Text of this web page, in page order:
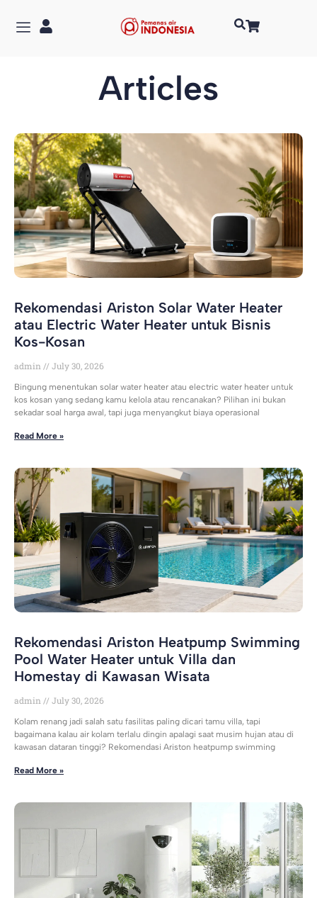
Articles
Rekomendasi Ariston Solar Water Heater
atau Electric Water Heater untuk Bisnis
Kos-Kosan
admin July 30, 2026
Bingung menentukan solar water heater atau electric water heater untuk
kos kosan yang sedang kamu kelola atau rencanakan? Pilihan ini bukan
sekadar soal harga awal, tapi juga menyangkut biaya operasional
Read More »
Rekomendasi Ariston Heatpump Swimming
Pool Water Heater untuk Villa dan
Homestay di Kawasan Wisata
admin July 30, 2026
Kolam renang jadi salah satu fasilitas paling dicari tamu villa, tapi
bagaimana kalau air kolam terlalu dingin apalagi saat musim hujan atau di
kawasan dataran tinggi? Rekomendasi Ariston heatpump swimming
Read More »